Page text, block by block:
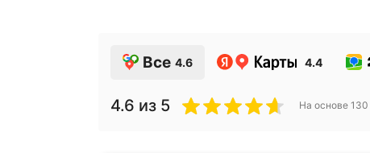
Все 4.6 4.4
4.6 из 5 На основе 130